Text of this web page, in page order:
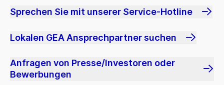
Sprechen Sie mit unserer Service-Hotline
Lokalen GEA Ansprechpartner suchen
Anfragen von Presse/Investoren oder
Bewerbungen